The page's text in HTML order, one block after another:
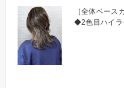
［全体ベー
◆2色目ハイ